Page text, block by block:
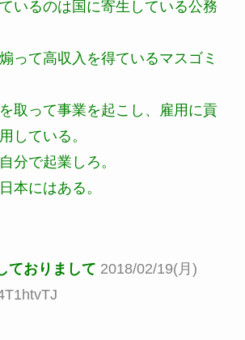
いるのは国に寄生している公務
って高収入を得ているマスゴミ
取って事業を起こし、雇用に貢
している。
分で起業しろ。
本にはある。
ておりまして 2018/02/19(月)